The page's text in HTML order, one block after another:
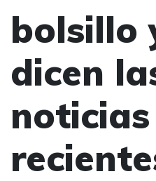
bolsillo
dicen
noticias